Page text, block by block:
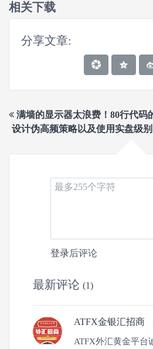
相关下载
分享文章:
满墙的显示器太浪费！80行代码
设计伪高频策略以及使用实盘级
登录后评论
最新评论 (1)
ATFX金银汇招商
ATFX外汇黄金平台